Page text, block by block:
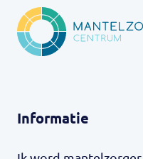
Informatie